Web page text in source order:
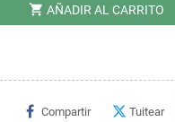
shopping_cart AÑADIR AL CARRITO
Compartir Tuitear